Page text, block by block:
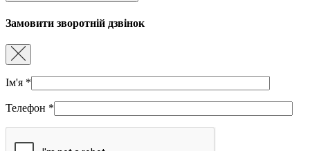
Замовити зворотній дзвінок
Ім'я *
Телефон *